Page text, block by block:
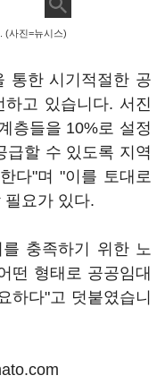
(사진=뉴시스)
통한 시기적절한 공
고 있습니다. 서진
층들을 10%로 설정
급할 수 있도록 지역
다"며 "이를 토대로
필요가 있다.
충족하기 위한 노
떤 형태로 공공임대
하다"고 덧붙였습니